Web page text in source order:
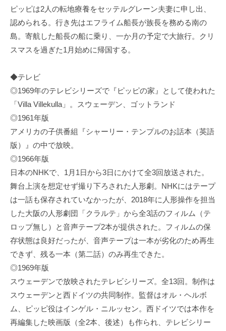
ピッピは2人の転地療養をセッテルグレーン夫妻に申し出、
認められる。行き先はエフライム船長が族長を務める南の
島。寄航した船長の船に乗り、一か月の予定で大旅行。クリ
スマスを過ぎた1月始めに帰国する。
◆テレビ
◎1969年のテレビシリーズで『ピッピの家』として使われた
「Villa Villekulla」。スウェーデン、ゴットランド
◎1961年版
アメリカの子供番組『シャーリー・テンプルのお話本（英語
版）』の中で放映。
◎1966年版
日本のNHKで、1月1日から3日にかけて全3回放送された。
舞台上演を想定せず撮り下ろされた人形劇。NHKにはテープ
は一話も保存されていなかったが、2018年に人形操作を担当
した大阪の人形劇団「クラルテ」から全3話のフィルム（テ
ロップ無し）と音声テープ2本が提供された。フィルムの保
存状態は良好だったが、音声テープは一本が劣化のため再生
できず、残る一本（第二話）のみ再生できた。
◎1969年版
スウェーデンで放映されたテレビシリーズ。全13回。制作は
スウェーデンと西ドイツの共同制作。監督はオル・ヘルボ
ム、ピッピ役はインゲル・ニルッセン。西ドイツでは本作を
再編集した映画版（全2本、後述）も作られ、テレビシリー